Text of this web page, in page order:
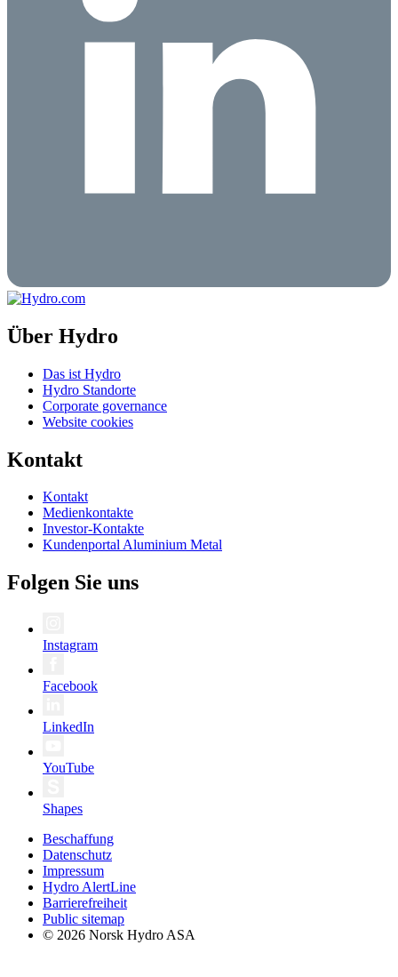
Über Hydro
Das ist Hydro
Hydro Standorte
Corporate governance
Website cookies
Kontakt
Kontakt
Medienkontakte
Investor-Kontakte
Kundenportal Aluminium Metal
Folgen Sie uns
Instagram
Facebook
LinkedIn
YouTube
Shapes
Beschaffung
Datenschutz
Impressum
Hydro AlertLine
Barrierefreiheit
Public sitemap
© 2026 Norsk Hydro ASA